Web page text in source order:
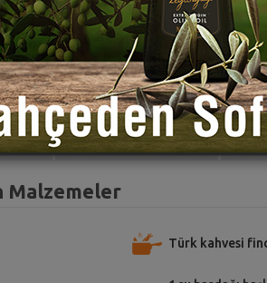
TARİFE PUAN VER
Malzemeler
Türk kahvesi